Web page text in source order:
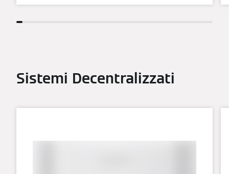
Sistemi Decentralizzati